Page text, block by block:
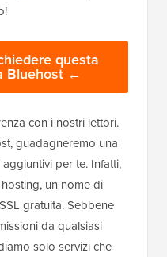
questa
Bluehost ←
con i nostri lettori.
guadagneremo una
per te. Infatti,
un nome di
gratuita. Sebbene
da qualsiasi
solo servizi che